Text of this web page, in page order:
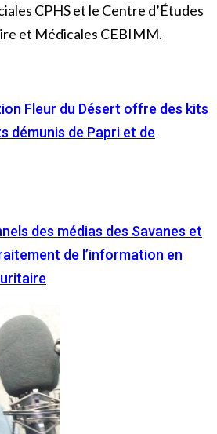
CPHS et le Centre d’Études
et Médicales CEBIMM.
Fleur du Désert offre des kits
démunis de Papri et de
des médias des Savanes et
de l’information en